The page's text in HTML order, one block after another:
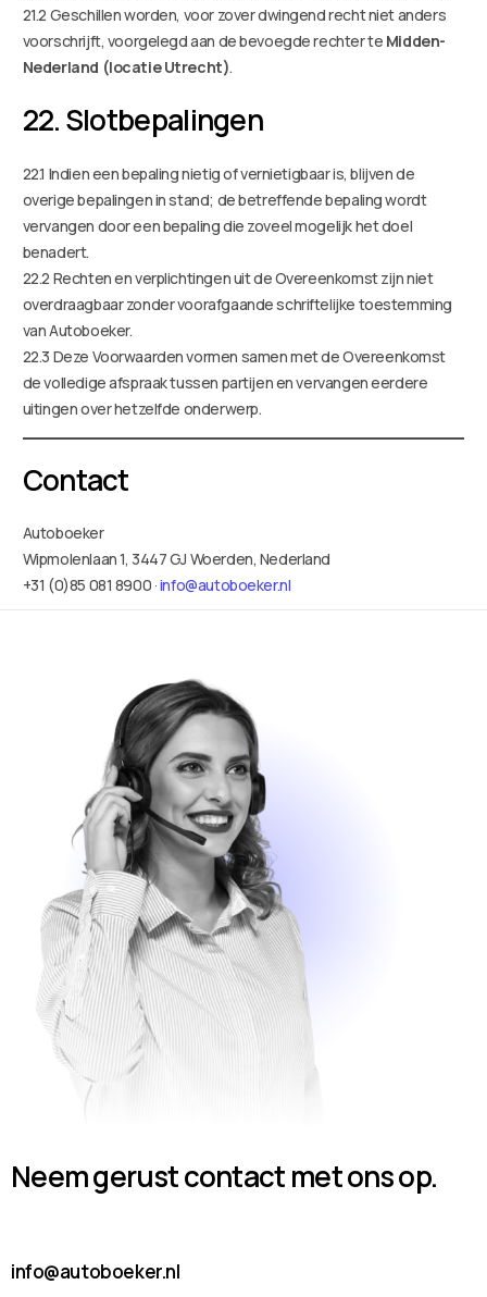
21.2 Geschillen worden, voor zover dwingend recht niet anders
voorschrijft, voorgelegd aan de bevoegde rechter te Midden-
Nederland (locatie Utrecht).
22. Slotbepalingen
22.1 Indien een bepaling nietig of vernietigbaar is, blijven de
overige bepalingen in stand; de betreffende bepaling wordt
vervangen door een bepaling die zoveel mogelijk het doel
benadert.
22.2 Rechten en verplichtingen uit de Overeenkomst zijn niet
overdraagbaar zonder voorafgaande schriftelijke toestemming
van Autoboeker.
22.3 Deze Voorwaarden vormen samen met de Overeenkomst
de volledige afspraak tussen partijen en vervangen eerdere
uitingen over hetzelfde onderwerp.
Contact
Autoboeker
Wipmolenlaan 1, 3447 GJ Woerden, Nederland
+31 (0)85 081 8900 ·info@autoboeker.nl
Neem gerust contact met ons op.
info@autoboeker.nl